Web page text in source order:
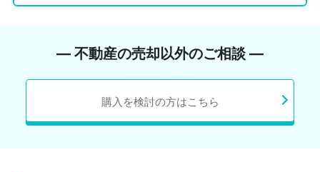
― 不動産の売却以外のご相談 ―
購入を検討の方はこちら